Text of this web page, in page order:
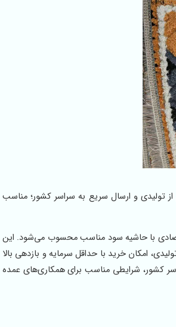
قیمت پخش مستقیم از تولیدی و ارسال سریع به سراسر کشور؛ مناسب
با حاشیه سود مناسب محسوب می‌شود. این
از درب تولیدی، امکان خرید با حداقل سرمایه و بازدهی بالا
کشور، شرایطی مناسب برای همکاری‌های عمده